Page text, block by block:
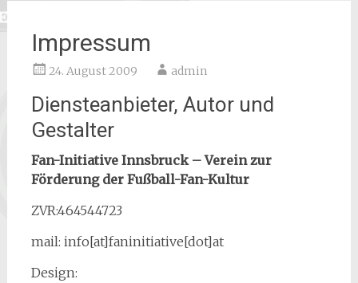
Impressum
24. August 2009 admin
Diensteanbieter, Autor und
Gestalter
Fan-Initiative Innsbruck – Verein zur
Förderung der Fußball-Fan-Kultur
ZVR:464544723
mail: info[at]faninitiative[dot]at
Design: